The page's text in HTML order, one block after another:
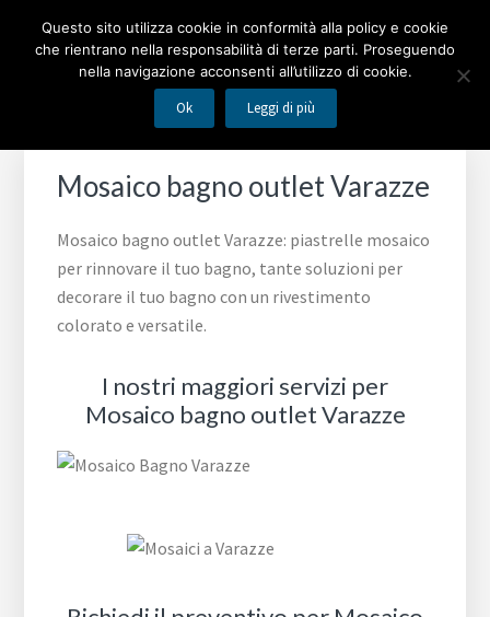
navigazione
MOSAICO BAGNO
Piastrelle mosaico per rinnovare il tuo bagno
Mosaico bagno outlet Varazze
Mosaico bagno outlet Varazze: piastrelle mosaico
per rinnovare il tuo bagno, tante soluzioni per
decorare il tuo bagno con un rivestimento
colorato e versatile.
I nostri maggiori servizi per
Mosaico bagno outlet Varazze
Questo sito utilizza cookie in conformità alla policy e cookie
che rientrano nella responsabilità di terze parti. Proseguendo
nella navigazione acconsenti all’utilizzo di cookie.
Ok Leggi di più